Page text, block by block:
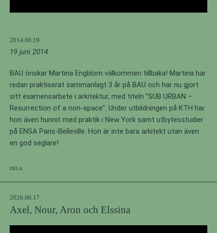
2014.06.19
19 juni 2014
BAU önskar Martina Engblom välkommen tillbaka! Martina har
redan praktiserat sammanlagt 3 år på BAU och har nu gjort
sitt examensarbete i arkitektur, med titeln ”SUB URBAN –
Resurrection of a non-space”. Under utbildningen på KTH har
hon även hunnit med praktik i New York samt utbytesstudier
på ENSA Paris-Belleville. Hon är inte bara arkitekt utan även
en god seglare!
2026.06.17
Axel, Nour, Aron och Elssina